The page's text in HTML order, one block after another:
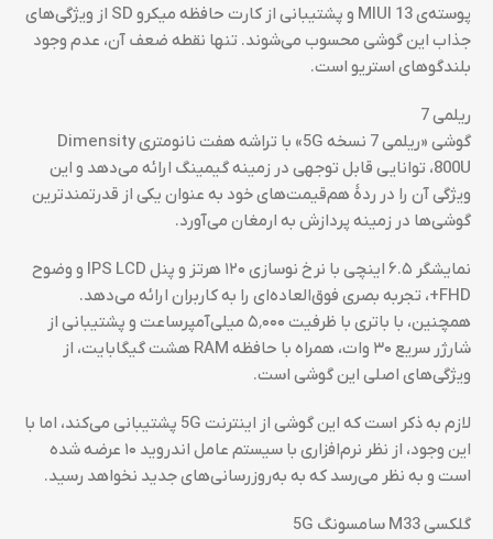
پوسته‌ی MIUI 13 و پشتیبانی از کارت حافظه میکرو SD از ویژگی‌های
جذاب این گوشی محسوب می‌شوند. تنها نقطه ضعف آن، عدم وجود
بلندگوهای استریو است.
ریلمی 7
گوشی «ریلمی 7 نسخه 5G» با تراشه هفت نانومتری Dimensity
800U، توانایی قابل توجهی در زمینه گیمینگ ارائه می‌دهد و این
ویژگی آن را در ردهٔ هم‌قیمت‌های خود به عنوان یکی از قدرتمندترین
گوشی‌ها در زمینه پردازش به ارمغان می‌آورد.
نمایشگر ۶.۵ اینچی با نرخ نوسازی ۱۲۰ هرتز و پنل IPS LCD و وضوح
FHD+، تجربه بصری فوق‌العاده‌ای را به کاربران ارائه می‌دهد.
همچنین، با باتری با ظرفیت ۵٬۰۰۰ میلی‌آمپرساعت و پشتیبانی از
شارژر سریع ۳۰ وات، همراه با حافظه RAM هشت گیگابایت، از
ویژگی‌های اصلی این گوشی است.
لازم به ذکر است که این گوشی از اینترنت 5G پشتیبانی می‌کند، اما با
این وجود، از نظر نرم‌افزاری با سیستم عامل اندروید ۱۰ عرضه شده
است و به نظر می‌رسد که به به‌روزرسانی‌های جدید نخواهد رسید.
گلکسی M33 سامسونگ 5G